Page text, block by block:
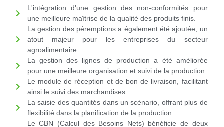
L'intégration d'une gestion des non-conformités pour
une meilleure maîtrise de la qualité des produits finis.
La gestion des péremptions a également été ajoutée, un
atout majeur pour les entreprises du secteur
agroalimentaire.
La gestion des lignes de production a été améliorée
pour une meilleure organisation et suivi de la production.
Le module de réception et de bon de livraison, facilitant
ainsi le suivi des marchandises.
La saisie des quantités dans un scénario, offrant plus de
flexibilité dans la planification de la production.
Le CBN (Calcul des Besoins Nets) bénéficie de deux